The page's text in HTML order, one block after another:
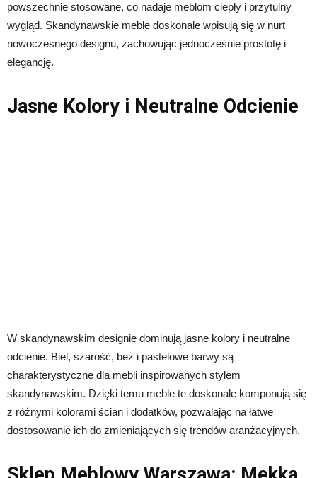
powszechnie stosowane, co nadaje meblom ciepły i przytulny
wygląd. Skandynawskie meble doskonale wpisują się w nurt
nowoczesnego designu, zachowując jednocześnie prostotę i
elegancję.
Jasne Kolory i Neutralne Odcienie
W skandynawskim designie dominują jasne kolory i neutralne
odcienie. Biel, szarość, beż i pastelowe barwy są
charakterystyczne dla mebli inspirowanych stylem
skandynawskim. Dzięki temu meble te doskonale komponują się
z różnymi kolorami ścian i dodatków, pozwalając na łatwe
dostosowanie ich do zmieniających się trendów aranżacyjnych.